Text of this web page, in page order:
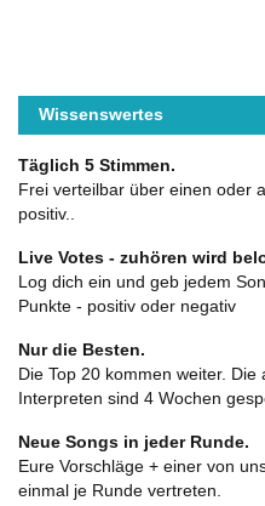
Wissenswertes
Täglich 5 Stimmen.
Frei verteilbar über einen oder
positiv..
Live Votes - zuhören wird
Log dich ein und geb jedem
Punkte - positiv oder negativ
Nur die Besten.
Die Top 20 kommen weiter.
Interpreten sind 4 Wochen
Neue Songs in jeder Runde.
Eure Vorschläge + einer von
einmal je Runde vertreten.